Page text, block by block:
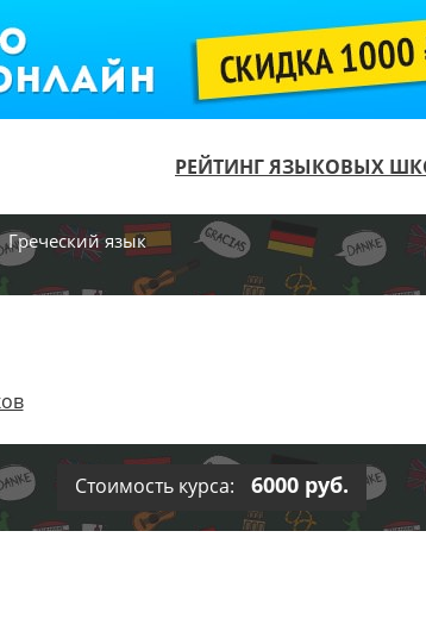
РЕЙТИНГ ЯЗЫКОВЫХ
Греческий язык
Стоимость курса: 6000 руб.